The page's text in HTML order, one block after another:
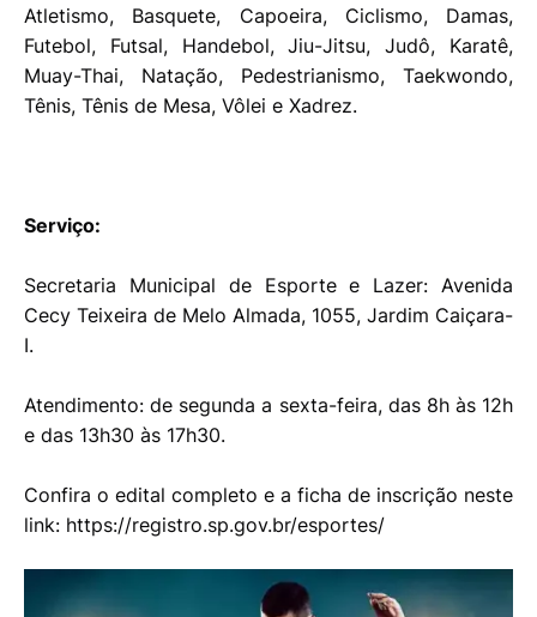
Atletismo, Basquete, Capoeira, Ciclismo, Damas,
Futebol, Futsal, Handebol, Jiu-Jitsu, Judô, Karatê,
Muay-Thai, Natação, Pedestrianismo, Taekwondo,
Tênis, Tênis de Mesa, Vôlei e Xadrez.
Serviço:
Secretaria Municipal de Esporte e Lazer: Avenida
Cecy Teixeira de Melo Almada, 1055, Jardim Caiçara-
I.
Atendimento: de segunda a sexta-feira, das 8h às 12h
e das 13h30 às 17h30.
Confira o edital completo e a ficha de inscrição neste
link: https://registro.sp.gov.br/esportes/